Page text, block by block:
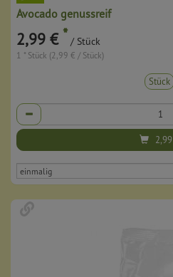
Avocado genussreif
2,99 € * / Stück
1 * Stück (2,99 € / Stück)
Stück
Anzahl
2,99